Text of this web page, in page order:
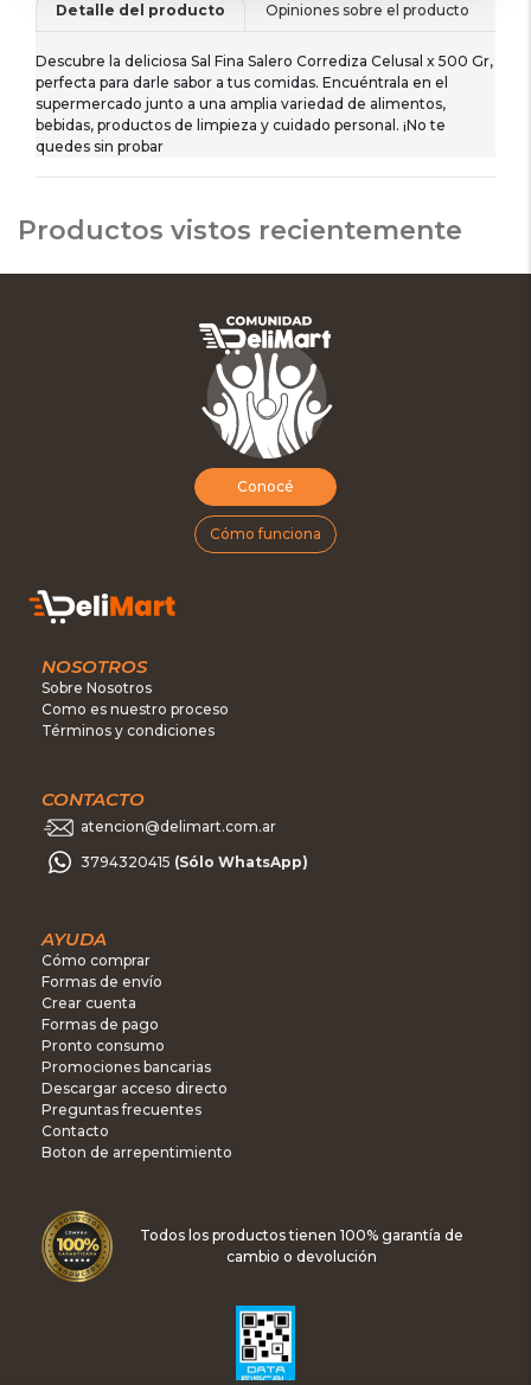
Detalle del producto Opiniones sobre el producto
Descubre la deliciosa Sal Fina Salero Corrediza Celusal x 500 Gr,
perfecta para darle sabor a tus comidas. Encuéntrala en el
supermercado junto a una amplia variedad de alimentos,
bebidas, productos de limpieza y cuidado personal. ¡No te
quedes sin probar
Productos vistos recientemente
Conocé
Cómo funciona
NOSOTROS
Sobre Nosotros
Como es nuestro proceso
Términos y condiciones
CONTACTO
atencion@delimart.com.ar
3794320415 (Sólo WhatsApp)
AYUDA
Cómo comprar
Formas de envío
Crear cuenta
Formas de pago
Pronto consumo
Promociones bancarias
Descargar acceso directo
Preguntas frecuentes
Contacto
Boton de arrepentimiento
Todos los productos tienen 100% garantía de
cambio o devolución